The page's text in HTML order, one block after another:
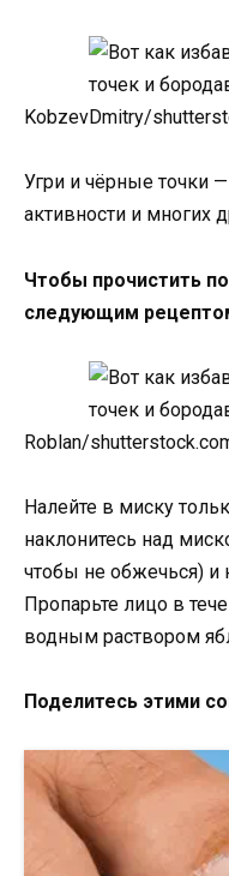
KobzevDmitry/
Угри и чёрные точки —
активности и многих
Чтобы прочистить
следующим
Roblan/
Налейте в миску
наклонитесь над
чтобы не обжечься) и
Пропарьте лицо в
водным раствором
Поделитесь этими